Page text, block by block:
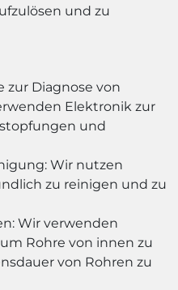
und zu
zur Diagnose von
Elektronik zur
und
Wir nutzen
zu reinigen und zu
Wir verwenden
Rohre von innen zu
von Rohren zu